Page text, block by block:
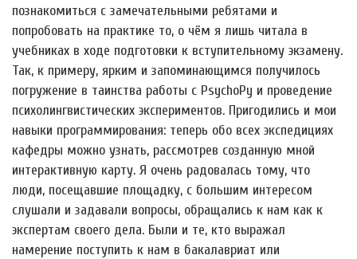
познакомиться с замечательными ребятами и
попробовать на практике то, о чём я лишь читала в
учебниках в ходе подготовки к вступительному экзамену.
Так, к примеру, ярким и запоминающимся получилось
погружение в таинства работы с PsychoPy и проведение
психолингвистических экспериментов. Пригодились и мои
навыки программирования: теперь обо всех экспедициях
кафедры можно узнать, рассмотрев созданную мной
интерактивную карту. Я очень радовалась тому, что
люди, посещавшие площадку, с большим интересом
слушали и задавали вопросы, обращались к нам как к
экспертам своего дела. Были и те, кто выражал
намерение поступить к нам в бакалавриат или